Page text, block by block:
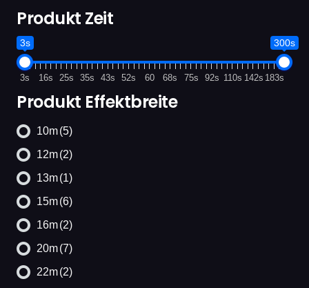
Produkt Zeit
3s 300s
3s 16s 25s 35s 43s 52s 60 68s 75s 92s 110s 142s 183s
Produkt Effektbreite
10m(5)
12m(2)
13m(1)
15m(6)
16m(2)
20m(7)
22m(2)